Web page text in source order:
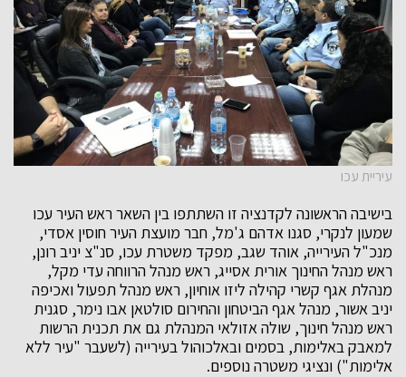
עיריית עכו
בישיבה הראשונה לקדנציה זו השתתפו בין השאר ראש העיר עכו
שמעון לנקרי, סגנו אדהם ג'מל, חבר מועצת העיר חוסין אסדי,
מנכ"ל העירייה, אוהד שגב, מפקד משטרת עכו, סנ"צ יניב רונן,
ראש מנהל החינוך אורית אסייג, ראש מנהל הרווחה עדי מקל,
מנהלת אגף קשרי קהילה ליזו אוחיון, ראש מנהל תפעול ואכיפה
יניב אשור, מנהל אגף הביטחון והחירום סולטאן אבו נימר, סגנית
ראש מנהל חינוך, שולה אזולאי המנהלת גם את תכנית הרשות
למאבק באלימות, בסמים ובאלכוהול בעירייה (לשעבר "עיר ללא
אלימות") ונציגי משטרה נוספים.